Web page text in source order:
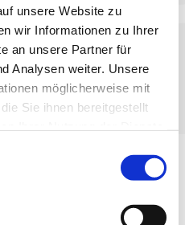
unsere Website zu
wir Informationen zu Ihrer
an unsere Partner für
Analysen weiter. Unsere
möglicherweise mit
Sie ihnen bereitgestellt